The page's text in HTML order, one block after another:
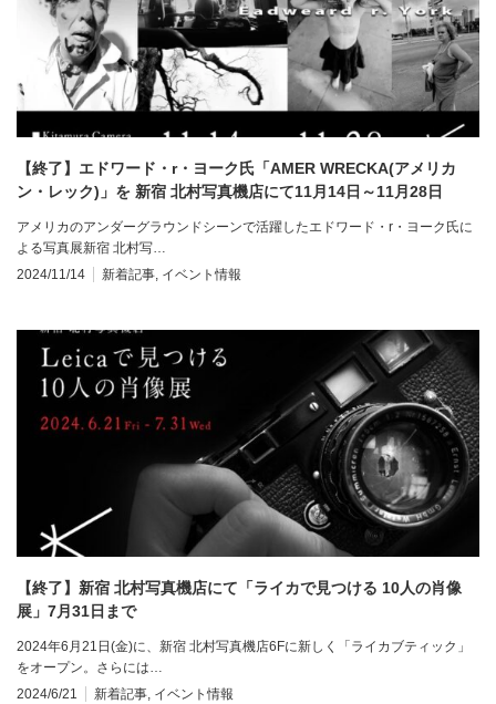
【終了】エドワード・r・ヨーク氏「AMER WRECKA(アメリカ
ン・レック)」を 新宿 北村写真機店にて11月14日～11月28日
アメリカのアンダーグラウンドシーンで活躍したエドワード・r・ヨーク氏に
よる写真展新宿 北村写…
2024/11/14
新着記事 イベント情報
【終了】新宿 北村写真機店にて「ライカで見つける 10人の肖像
展」7月31日まで
2024年6月21日(金)に、新宿 北村写真機店6Fに新しく「ライカブティック」
をオープン。さらには…
2024/6/21
新着記事, イベント情報